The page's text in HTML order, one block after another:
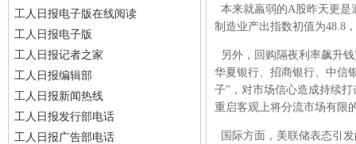
工人日报电子版在线阅读
工人日报电子版
工人日报记者之家
工人日报编辑部
工人日报新闻热线
工人日报发行部电话
工人日报广告部电话
本来就羸弱的A股昨天更是
制造业产出指数初值为48.8
另外，回购隔夜利率飙升
华夏银行、招商银行、中信
子”，对市场信心造成持续
重启客观上将分流市场有限
国际方面，美联储表态引